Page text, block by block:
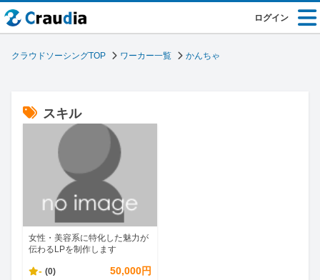
ログイン
クラウドソーシングTOP ワーカー一覧 かんちゃ
スキル
女性・美容系に特化した魅力が
伝わるLPを制作します
- (0) 50,000円